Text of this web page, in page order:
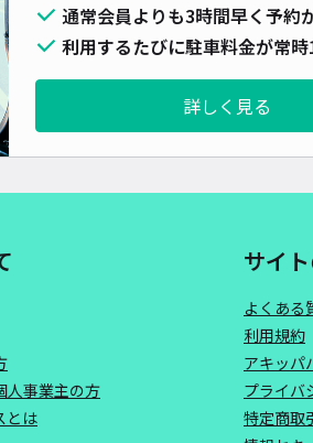
通常会員よりも3時間早く予約
利用するたびに駐車料金が常
詳しく見る
人事業主の方
とは
サイ
よくある
利用規約
アキッパ
プライバ
特定商取